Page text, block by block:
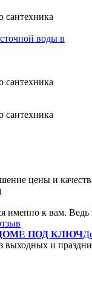
сантехника
воды в
сантехника
сантехника
цены и
именно к вам.
ПОД КЛЮЧ
выходных и